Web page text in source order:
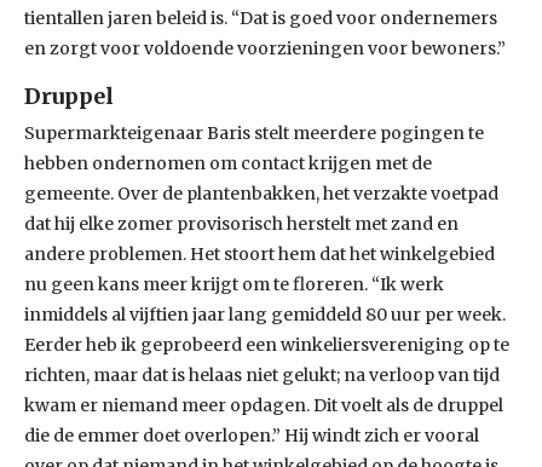
tientallen jaren beleid is. “Dat is goed voor ondernemers
en zorgt voor voldoende voorzieningen voor bewoners.”
Druppel
Supermarkteigenaar Baris stelt meerdere pogingen te
hebben ondernomen om contact krijgen met de
gemeente. Over de plantenbakken, het verzakte voetpad
dat hij elke zomer provisorisch herstelt met zand en
andere problemen. Het stoort hem dat het winkelgebied
nu geen kans meer krijgt om te floreren. “Ik werk
inmiddels al vijftien jaar lang gemiddeld 80 uur per week.
Eerder heb ik geprobeerd een winkeliersvereniging op te
richten, maar dat is helaas niet gelukt; na verloop van tijd
kwam er niemand meer opdagen. Dit voelt als de druppel
die de emmer doet overlopen.” Hij windt zich er vooral